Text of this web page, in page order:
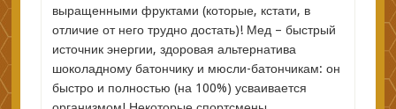
выращенными фруктами (которые, кстати, в
отличие от него трудно достать)! Мед – быстрый
источник энергии, здоровая альтернатива
шоколадному батончику и мюсли-батончикам: он
быстро и полностью (на 100%) усваивается